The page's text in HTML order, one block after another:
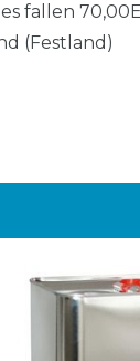
fallen
(Festland)